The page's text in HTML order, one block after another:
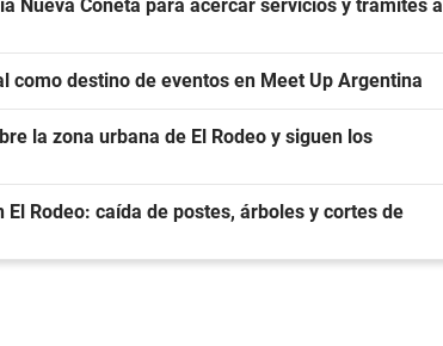
Nueva Coneta para acercar servicios y trámites a
como destino de eventos en Meet Up Argentina
la zona urbana de El Rodeo y siguen los
Rodeo: caída de postes, árboles y cortes de